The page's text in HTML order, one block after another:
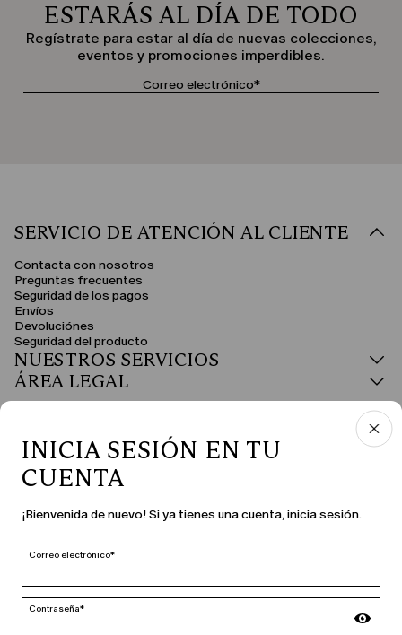
ESTARÁS AL DÍA DE TODO
Regístrate para estar al día de nuevas colecciones,
eventos y promociones imperdibles.
SERVICIO DE ATENCIÓN AL CLIENTE
Contacta con nosotros
Preguntas frecuentes
Seguridad de los pagos
Envíos
Devoluciónes
Seguridad del producto
NUESTROS SERVICIOS
ÁREA LEGAL
PAÍS E IDIOMA
España | es
MARINA RINALDI
INICIA SESIÓN EN TU
CUENTA
¡Bienvenida de nuevo! Si ya tienes una cuenta, inicia sesión.
Correo electrónico*
Contraseña*